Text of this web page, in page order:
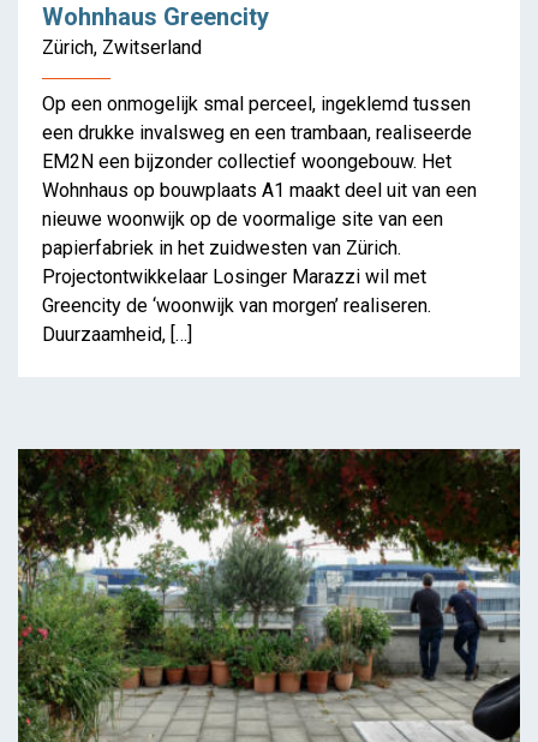
Wohnhaus Greencity
Zürich, Zwitserland
Op een onmogelijk smal perceel, ingeklemd tussen
een drukke invalsweg en een trambaan, realiseerde
EM2N een bijzonder collectief woongebouw. Het
Wohnhaus op bouwplaats A1 maakt deel uit van een
nieuwe woonwijk op de voormalige site van een
papierfabriek in het zuidwesten van Zürich.
Projectontwikkelaar Losinger Marazzi wil met
Greencity de ‘woonwijk van morgen’ realiseren.
Duurzaamheid, […]